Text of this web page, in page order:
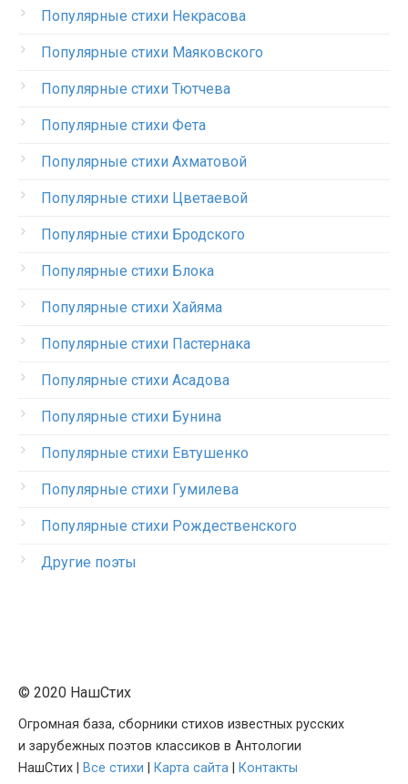
Популярные стихи Некрасова
Популярные стихи Маяковского
Популярные стихи Тютчева
Популярные стихи Фета
Популярные стихи Ахматовой
Популярные стихи Цветаевой
Популярные стихи Бродского
Популярные стихи Блока
Популярные стихи Хайяма
Популярные стихи Пастернака
Популярные стихи Асадова
Популярные стихи Бунина
Популярные стихи Евтушенко
Популярные стихи Гумилева
Популярные стихи Рождественского
Другие поэты
© 2020 НашСтих
Огромная база, сборники стихов известных русских
и зарубежных поэтов классиков в Антологии
НашСтих |
Все стихи Карта сайта Контакты